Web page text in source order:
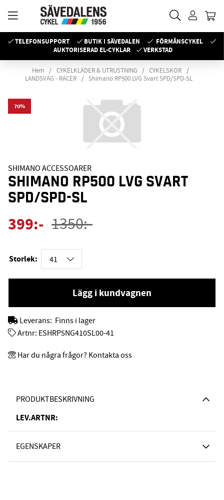
TELEFONSUPPORT BUTIK I SÄVEDALEN
FÖRMÅNSCYKEL
AUKTORISERAD EL-CYKLAR
VERKSTAD
Hem CYKELKLÄDER & UTRUSTNING
CYKELSKOR
LANDSVÄG - RACER
Shimano RP500 LVG Svart SPD/SPD-SL
PRODUKTBESKRIVNING
LEV.ARTNR:
EGENSKAPER
70
SHIMANO ACCESSOARER
SHIMANO RP500 LVG SVART
SPD/SPD-SL
1350:-
399:-
Storlek:
Lägg i kundvagnen
Leverans: Finns i lager
Artnr: ESHRP5NG410SL00-41
Har du några frågor? Kontakta oss